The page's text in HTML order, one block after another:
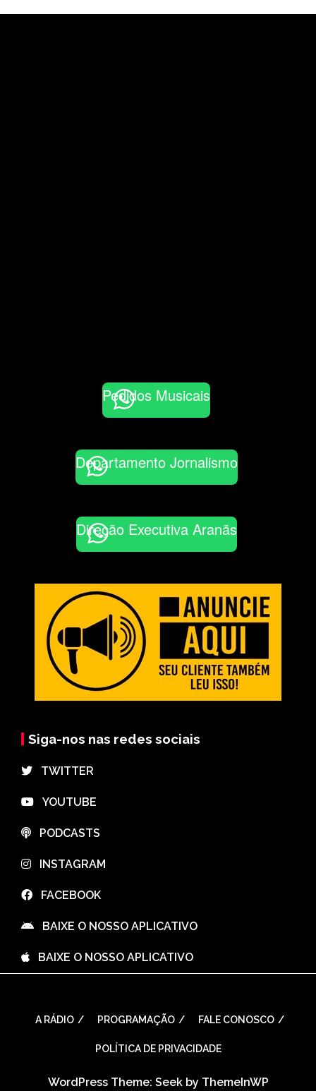
Pedidos Musicais
Departamento Jornalismo
Direção Executiva Aranãs
Siga-nos nas redes sociais
⠀TWITTER
⠀YOUTUBE
⠀PODCASTS
⠀INSTAGRAM
⠀FACEBOOK
⠀BAIXE O NOSSO APLICATIVO
⠀BAIXE O NOSSO APLICATIVO
A RÁDIO PROGRAMAÇÃO FALE CONOSCO
POLÍTICA DE PRIVACIDADE
WordPress Theme: Seek by ThemeInWP